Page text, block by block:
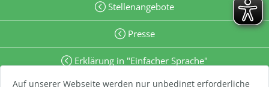
Auf unserer Webseite werden nur unbedingt erforderliche
Stellenangebote
Presse
Erklärung in "Einfacher Sprache"